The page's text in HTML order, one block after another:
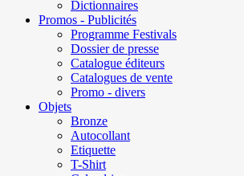
Dictionnaires
Promos - Publicités
Programme Festivals
Dossier de presse
Catalogue éditeurs
Catalogues de vente
Promo - divers
Objets
Bronze
Autocollant
Etiquette
T-Shirt